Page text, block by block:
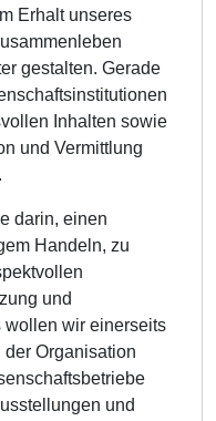
Erhalt unseres
gestalten. Gerade
Inhalten sowie
und Vermittlung
darin, einen
Handeln, zu
und
wollen wir einerseits
Organisation
und